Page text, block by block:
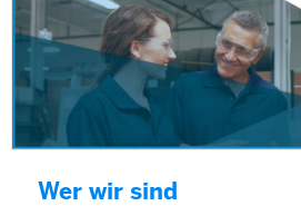
Wer wir sind